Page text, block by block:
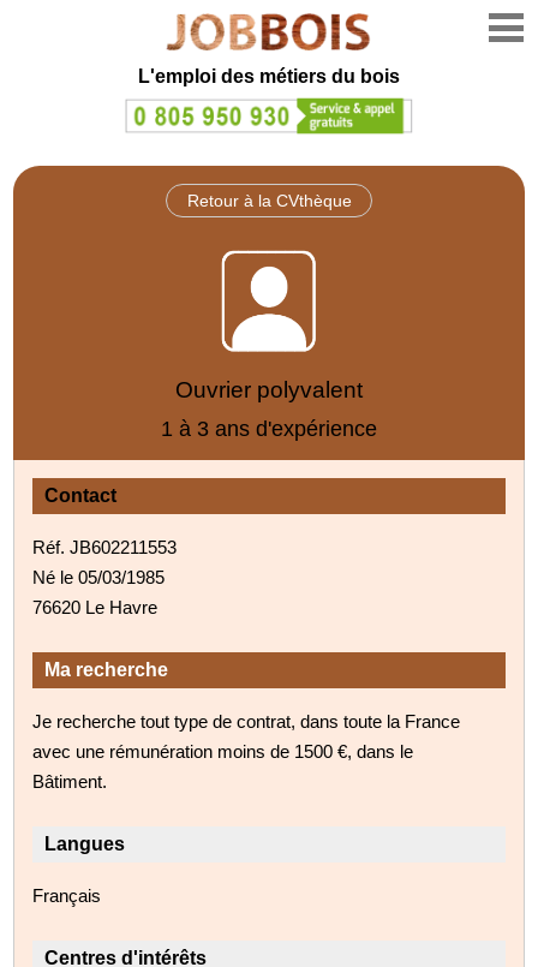
L'emploi des métiers du bois
Retour à la CVthèque
Ouvrier polyvalent
1 à 3 ans d'expérience
Contact
Réf. JB602211553
Né le 05/03/1985
76620 Le Havre
Ma recherche
Je recherche tout type de contrat, dans toute la France
avec une rémunération moins de 1500 €, dans le
Bâtiment.
Langues
Français
Centres d'intérêts